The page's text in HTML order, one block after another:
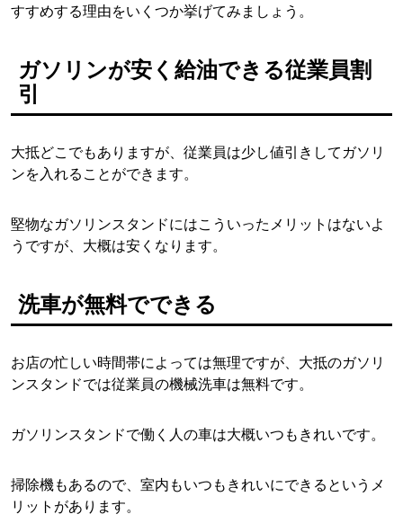
すすめする理由をいくつか挙げてみましょう。
ガソリンが安く給油できる従業員割
引
大抵どこでもありますが、従業員は少し値引きしてガソリ
ンを入れることができます。
堅物なガソリンスタンドにはこういったメリットはないよ
うですが、大概は安くなります。
洗車が無料でできる
お店の忙しい時間帯によっては無理ですが、大抵のガソリ
ンスタンドでは従業員の機械洗車は無料です。
ガソリンスタンドで働く人の車は大概いつもきれいです。
掃除機もあるので、室内もいつもきれいにできるというメ
リットがあります。